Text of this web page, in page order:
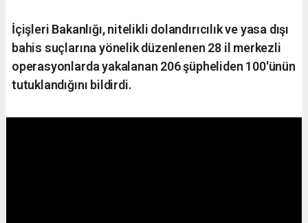
İçişleri Bakanlığı, nitelikli dolandırıcılık ve yasa dışı
bahis suçlarına yönelik düzenlenen 28 il merkezli
operasyonlarda yakalanan 206 şüpheliden 100'ünün
tutuklandığını bildirdi.